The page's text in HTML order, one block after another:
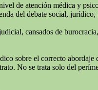
de atención médica y
del debate social,
cansados de
sobre el correcto
No se trata solo del